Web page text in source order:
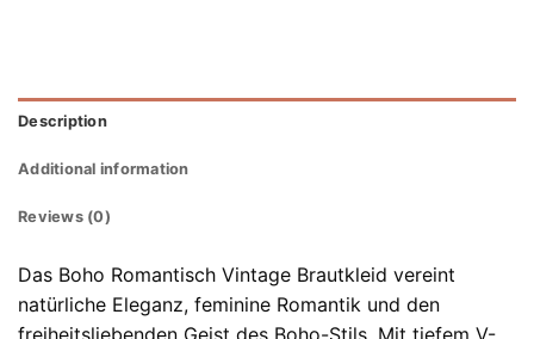
Description
Additional information
Reviews (0)
Das Boho Romantisch Vintage Brautkleid vereint
natürliche Eleganz, feminine Romantik und den